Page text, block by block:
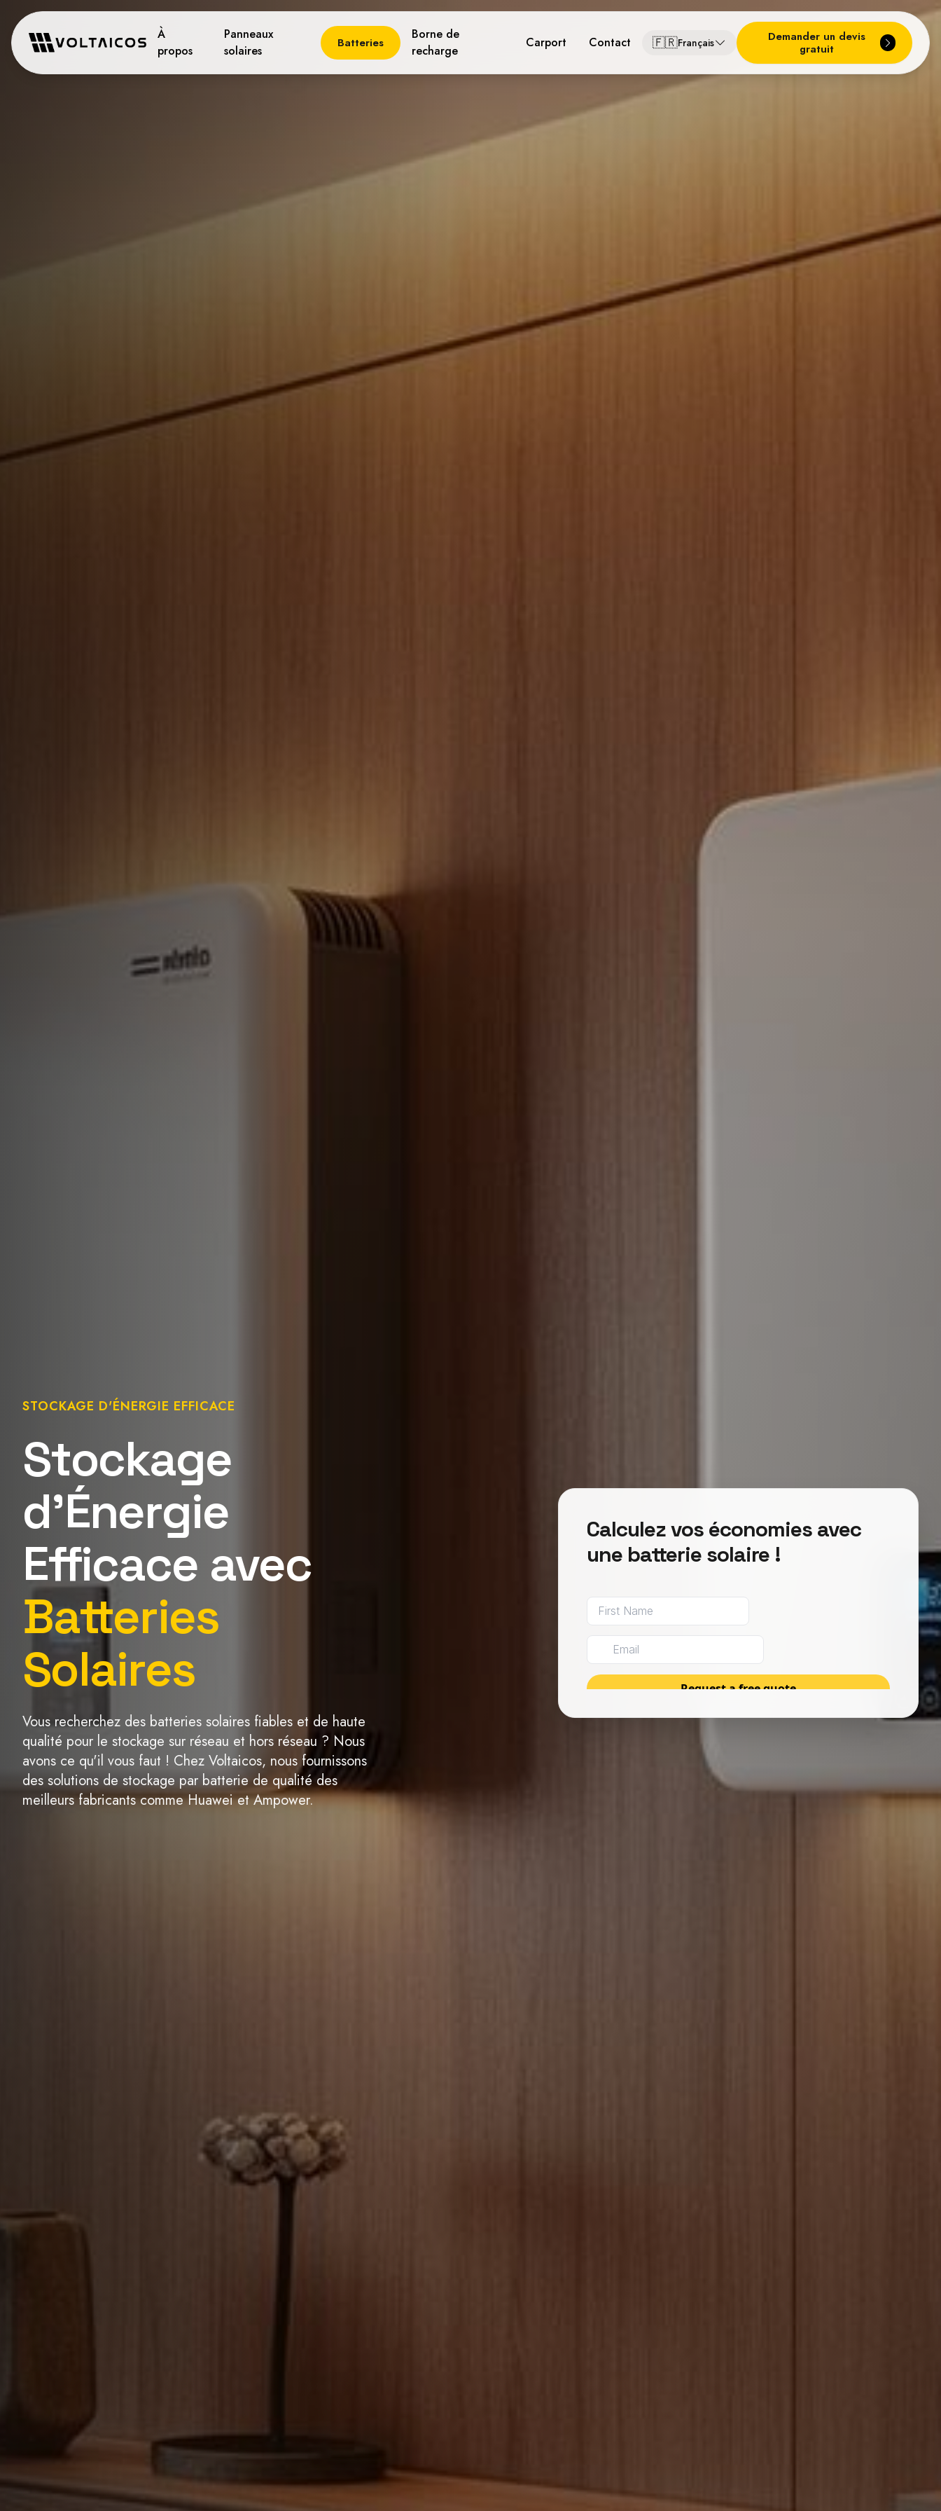
À
propos
Panneaux
solaires
Batteries
Borne de
recharge
Carport Contact 🇫🇷Français
Demander un devis
gratuit
STOCKAGE D'ÉNERGIE EFFICACE
Stockage
d'Énergie
Efficace avec
Batteries
Solaires
Vous recherchez des batteries solaires fiables et de haute
qualité pour le stockage sur réseau et hors réseau ? Nous
avons ce qu'il vous faut ! Chez Voltaicos, nous fournissons
des solutions de stockage par batterie de qualité des
meilleurs fabricants comme Huawei et Ampower.
Calculez vos économies avec
une batterie solaire !